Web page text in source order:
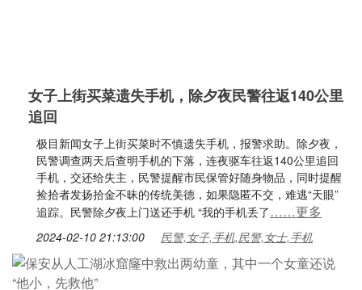
女子上街买菜遗失手机，除夕夜民警往返140公里
追回
极目新闻女子上街买菜时不慎遗失手机，报警求助。除夕夜，
民警调查两天后查明手机的下落，连夜驱车往返140公里追回
手机，交还给失主，民警提醒市民保管好随身物品，同时提醒
捡拾者发扬拾金不昧的传统美德，如果隐匿不交，难逃“天眼”
追踪。民警除夕夜上门送还手机 “我的手机丢了……更多
2024-02-10 21:13:00 民警,女子,手机,民警,女士,手机